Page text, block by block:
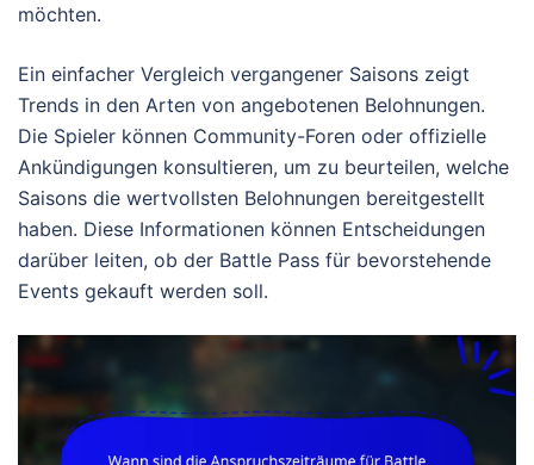
möchten.
Ein einfacher Vergleich vergangener Saisons zeigt
Trends in den Arten von angebotenen Belohnungen.
Die Spieler können Community-Foren oder offizielle
Ankündigungen konsultieren, um zu beurteilen, welche
Saisons die wertvollsten Belohnungen bereitgestellt
haben. Diese Informationen können Entscheidungen
darüber leiten, ob der Battle Pass für bevorstehende
Events gekauft werden soll.